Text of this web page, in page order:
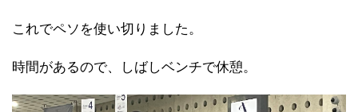
これでペソを使い切りました。
時間があるので、しばしベンチで休憩。